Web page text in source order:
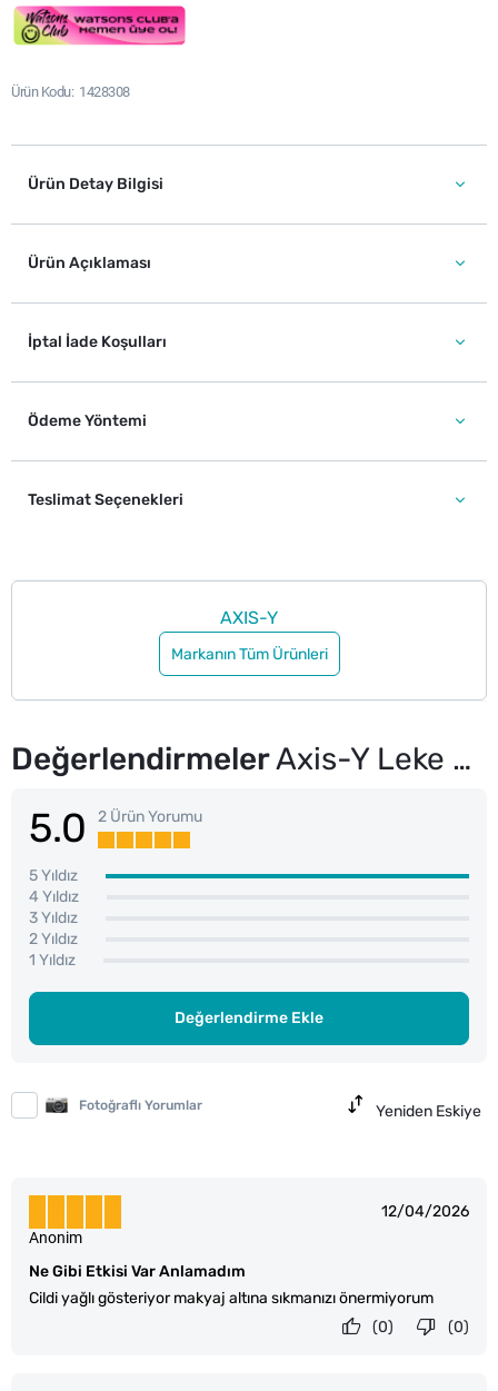
Ürün Kodu 1428308
Ürün Detay Bilgisi
Ürün Açıklaması
İptal İade Koşulları
Ödeme Yöntemi
Teslimat Seçenekleri
AXIS-Y
Markanın Tüm Ürünleri
DeğerlendirmelerAxis-Y Leke Önleyici ve Aydınlatıcı Tonik 125 ml
5.0 2 Ürün Yorumu
5 Yıldız
4 Yıldız
3 Yıldız
2 Yıldız
1 Yıldız
Değerlendirme Ekle
Fotoğraflı Yorumlar Yeniden Eskiye
12/04/2026
Ne Gibi Etkisi Var Anlamadım
Cildi yağlı gösteriyor makyaj altına sıkmanızı önermiyorum
Anonim
(0)
(0)